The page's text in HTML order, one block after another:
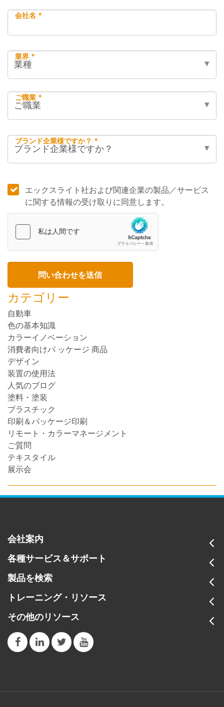
会社名 *
業界 *
ご職業 *
ブランド企業様ですか？ *
エックスライト社および関連企業の製品／サービス
に関する情報の受け取りに同意します。
カテゴリー
自動車
色の基本知識
カラーイノベーション
消費者向けパ ッケージ 商品
デザイン
装置の使用法
人気のブログ
塗料・塗装
プラスチック
印刷＆パッケージ印刷
リモート・カラーマネージメント
ご質問
テキスタイル
展示会
会社案内
各種サービス＆サポート
製品を検索
トレーニング・リソース
その他のリソース